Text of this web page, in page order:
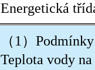
Energetická
（1）
Teplota vody